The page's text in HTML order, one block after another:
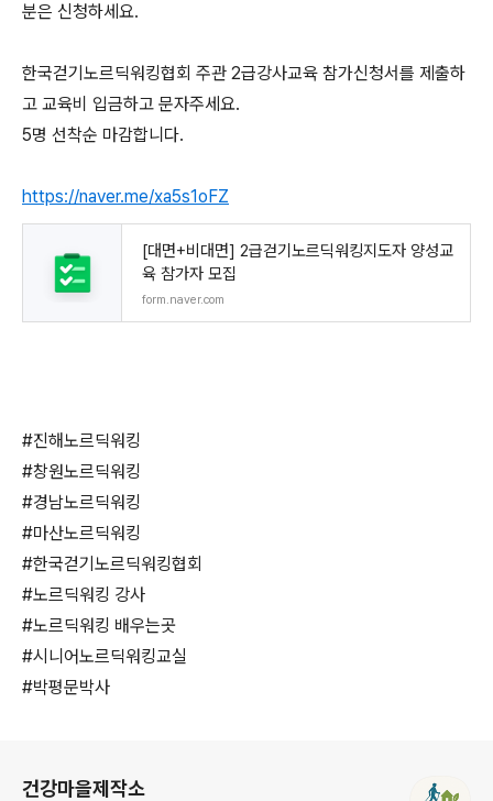
분은 신청하세요.
한국걷기노르딕워킹협회 주관 2급강사교육 참가신청서를 제출하
고 교육비 입금하고 문자주세요.
5명 선착순 마감합니다.
https://naver.me/xa5s1oFZ
[대면+비대면] 2급걷기노르딕워킹지도자 양성교
육 참가자 모집
form.naver.com
#진해노르딕워킹
#창원노르딕워킹
#경남노르딕워킹
#마산노르딕워킹
#한국걷기노르딕워킹협회
#노르딕워킹 강사
#노르딕워킹 배우는곳
#시니어노르딕워킹교실
#박평문박사
건강마을제작소